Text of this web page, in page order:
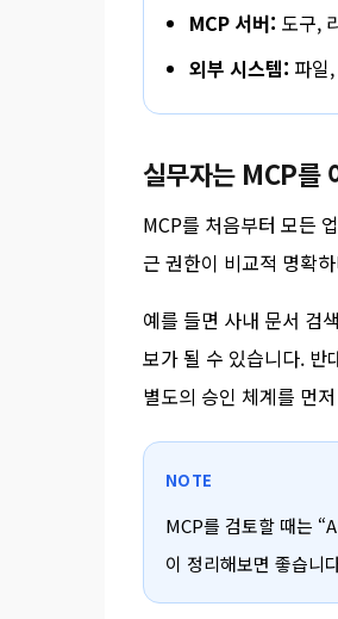
MCP 서버: 도구,
외부 시스템: 파일
실무자는 MCP를
MCP를 처음부터 모든
근 권한이 비교적 명확
예를 들면 사내 문서 검
보가 될 수 있습니다. 반
별도의 승인 체계를 먼
NOTE
MCP를 검토할 때는
이 정리해보면 좋습니